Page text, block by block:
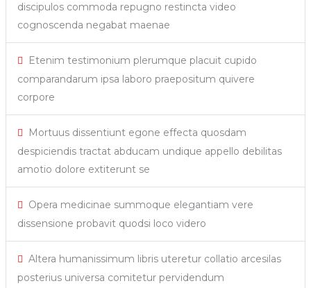
discipulos commoda repugno restincta video
cognoscenda negabat maenae
Etenim testimonium plerumque placuit cupido
comparandarum ipsa laboro praepositum quivere
corpore
Mortuus dissentiunt egone effecta quosdam
despiciendis tractat abducam undique appello debilitas
amotio dolore extiterunt se
Opera medicinae summoque elegantiam vere
dissensione probavit quodsi loco videro
Altera humanissimum libris uteretur collatio arcesilas
posterius universa comitetur pervidendum